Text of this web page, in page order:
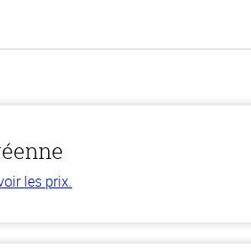
les prix.